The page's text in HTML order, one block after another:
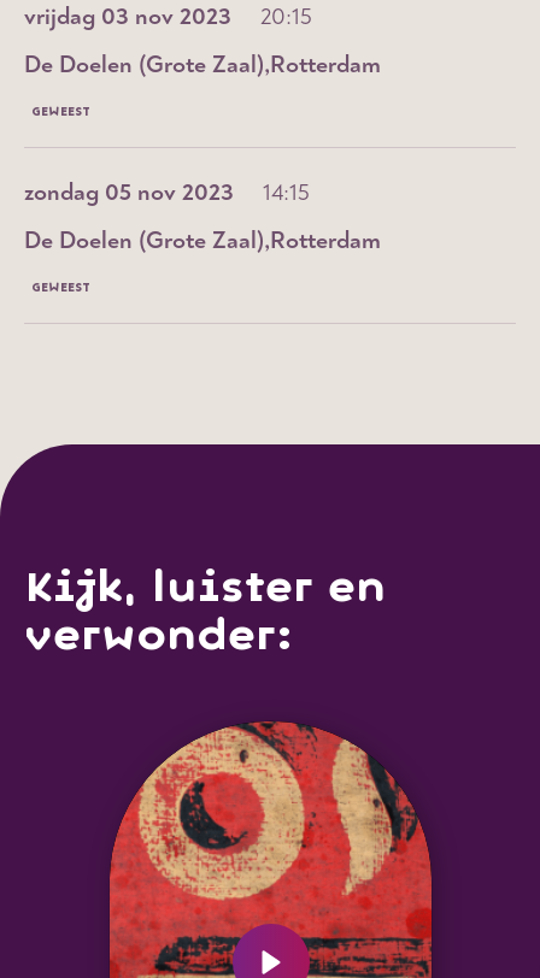
vrijdag 03 nov 2023
20:15
Rotterdam
De Doelen (Grote Zaal)
GEWEEST
zondag 05 nov 2023
14:15
Rotterdam
De Doelen (Grote Zaal)
GEWEEST
Kijk, luister en
verwonder: